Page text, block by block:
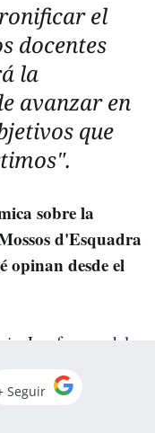
el
docentes
la
avanzar en
que
sobre la
d'Esquadra
opinan desde el
Las fuerzas del
asambleas de
conflicto laboral.
crítica se la podrían